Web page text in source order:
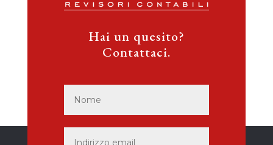
Hai un quesito?
Contattaci.